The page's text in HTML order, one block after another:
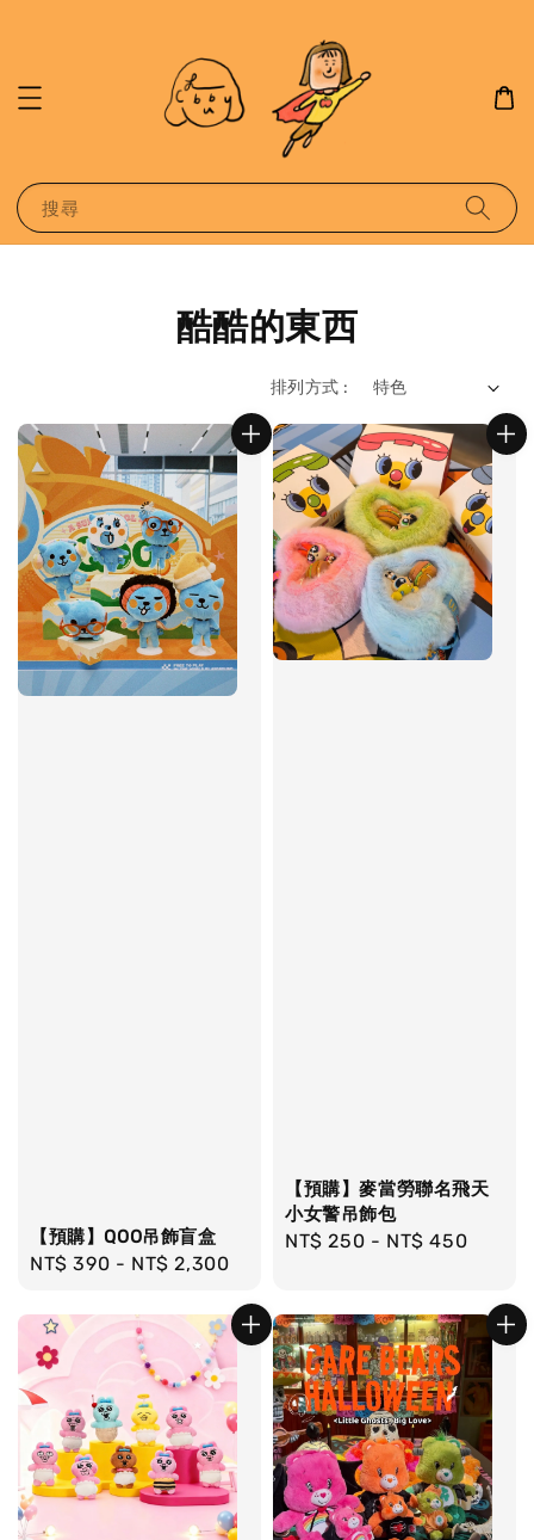
搜尋
酷酷的東西
排列方式 :
【預購】QOO吊飾盲盒
Regular
NT$ 390 - NT$ 2,300
【預購】麥當勞聯名飛天
小女警吊飾包
Regular
NT$ 250 - NT$ 450